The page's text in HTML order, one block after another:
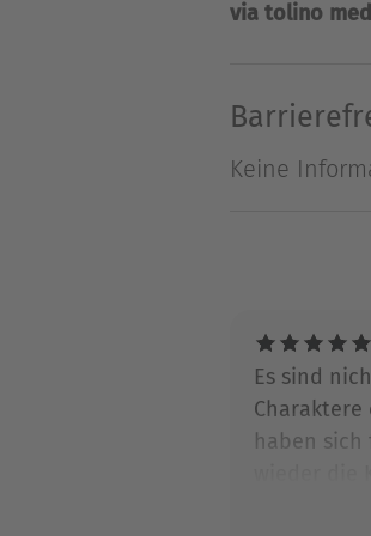
helfen. Ein
lässt … Drei
Der in der
via tolino
Keine
Es sind
haben